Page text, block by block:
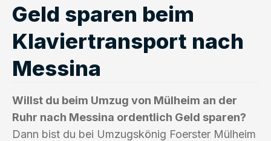
Geld sparen beim
Klaviertransport nach
Messina
Willst du beim Umzug von Mülheim an der
Ruhr nach Messina ordentlich Geld sparen?
Dann bist du bei Umzugskönig Foerster Mülheim